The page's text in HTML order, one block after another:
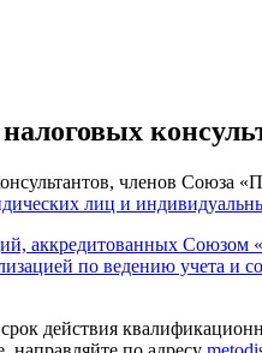
членов Союза
лиц и
аккредитованных
по ведению учета и
действия